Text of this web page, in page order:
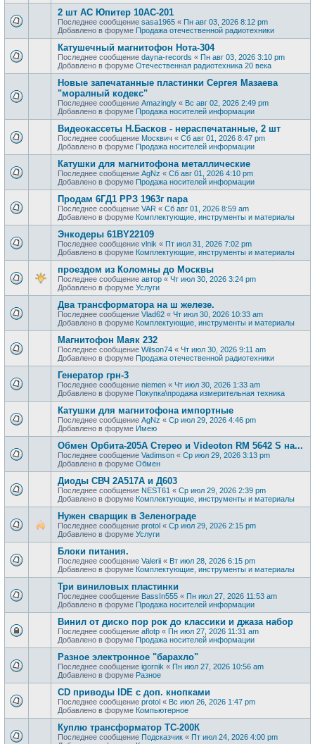
2 шт АС Юпитер 10АС-201
Последнее сообщение sasa1965 « Пн авг 03, 2026 8:12 pm
Добавлено в форуме Продажа отечественной радиотехники
Катушечный магнитофон Нота-304
Последнее сообщение dayna-records « Пн авг 03, 2026 3:10 pm
Добавлено в форуме Отечественная радиотехника 20 века
Новые запечатанные пластинки Сергея Мазаева
"моралный кодекс"
Последнее сообщение Amazingly « Вс авг 02, 2026 2:49 pm
Добавлено в форуме Продажa носителей информации
Видеокассеты Н.Басков - нераспечатанные, 2 шт
Последнее сообщение Москвич « Сб авг 01, 2026 8:47 pm
Добавлено в форуме Продажa носителей информации
Катушки для магнитофона металлические
Последнее сообщение AgNz « Сб авг 01, 2026 4:10 pm
Добавлено в форуме Продажa носителей информации
Продам 6ГД1 РРЗ 1963г пара
Последнее сообщение VAR « Сб авг 01, 2026 8:59 am
Добавлено в форуме Комплектующие, инструменты и материалы
Энкодеры 61BY22109
Последнее сообщение vlnik « Пт июл 31, 2026 7:02 pm
Добавлено в форуме Комплектующие, инструменты и материалы
проездом из Коломны до Москвы
Последнее сообщение автор « Чт июл 30, 2026 3:24 pm
Добавлено в форуме Услуги
Два трансформатора на ш железе.
Последнее сообщение Vlad62 « Чт июл 30, 2026 10:33 am
Добавлено в форуме Комплектующие, инструменты и материалы
Магнитофон Маяк 232
Последнее сообщение Wilson74 « Чт июл 30, 2026 9:11 am
Добавлено в форуме Продажа отечественной радиотехники
Генератор грн-3
Последнее сообщение niemen « Чт июл 30, 2026 1:33 am
Добавлено в форуме Покупка\продажа измерительная техника
Катушки для магнитофона импортные
Последнее сообщение AgNz « Ср июл 29, 2026 4:46 pm
Добавлено в форуме Имею
Обмен Орбита-205А Стерео и Videoton RM 5642 S на...
Последнее сообщение Vadimson « Ср июл 29, 2026 3:13 pm
Добавлено в форуме Обмен
Диоды СВЧ 2А517А и Д603
Последнее сообщение NEST61 « Ср июл 29, 2026 2:39 pm
Добавлено в форуме Комплектующие, инструменты и материалы
Нужен сварщик в Зеленограде
Последнее сообщение protol « Ср июл 29, 2026 2:15 pm
Добавлено в форуме Услуги
Блоки питания.
Последнее сообщение Valerii « Вт июл 28, 2026 6:15 pm
Добавлено в форуме Комплектующие, инструменты и материалы
Три виниловых пластинки
Последнее сообщение BassIn555 « Пн июл 27, 2026 11:53 am
Добавлено в форуме Продажa носителей информации
Винил от диско пор рок до классики и джаза набор
Последнее сообщение aflotp « Пн июл 27, 2026 11:31 am
Добавлено в форуме Продажa носителей информации
Разное электронное "барахло"
Последнее сообщение igornik « Пн июл 27, 2026 10:56 am
Добавлено в форуме Разное
CD приводы IDE с доп. кнопками
Последнее сообщение protol « Вс июл 26, 2026 1:47 pm
Добавлено в форуме Компьютерное
Куплю трансформатор ТС-200К
Последнее сообщение Подсказчик « Пт июл 24, 2026 4:00 pm